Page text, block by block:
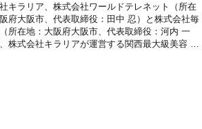
キラリア、株式会社ワールドテレネット（所在
府大阪市、代表取締役：田中 忍）と株式会社毎
所在地：大阪府大阪市、代表取締役：河内 一
株式会社キラリアが運営する関西最大級美容 …